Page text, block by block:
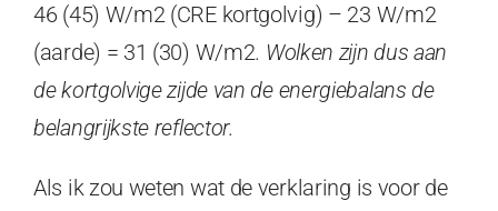
46 (45) W/m2 (CRE kortgolvig) – 23 W/m2
(aarde) = 31 (30) W/m2. Wolken zijn dus aan
de kortgolvige zijde van de energiebalans de
belangrijkste reflector.
Als ik zou weten wat de verklaring is voor de